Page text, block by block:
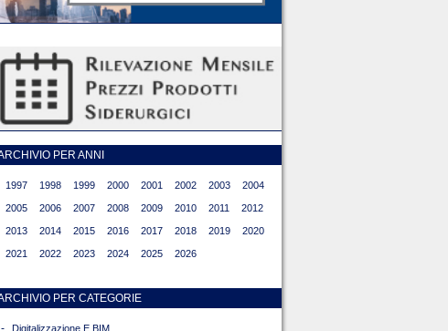
PER ANNI
1997 1998 1999 2000 2001 2002 2003 2004
2005 2006 2007 2008 2009 2010 2011 2012
2013 2014 2015 2016 2017 2018 2019 2020
2021 2022 2023 2024 2025 2026
PER CATEGORIE
- Digitalizzazione E BIM